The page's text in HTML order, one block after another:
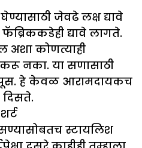
जेवढे लक्ष द्यावे
द्यावे लागते.
अशा कोणत्याही
नका. या सणासाठी
हे केवळ आरामदायकच
दिसते.
स्टायलिश